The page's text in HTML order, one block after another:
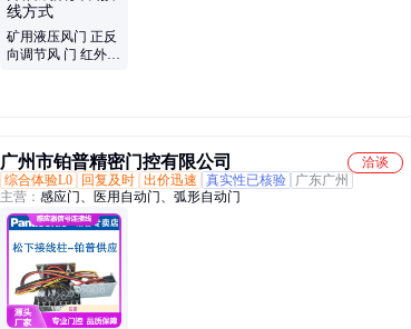
矿用液压风门 正反
向调节风 门 红外感
广州市铂普精密门控有限公司
洽谈
综合体验L0
回复及时 出价迅速 真实性已核验
广东广州
主营： 感应门、医用自动门、弧形自动门